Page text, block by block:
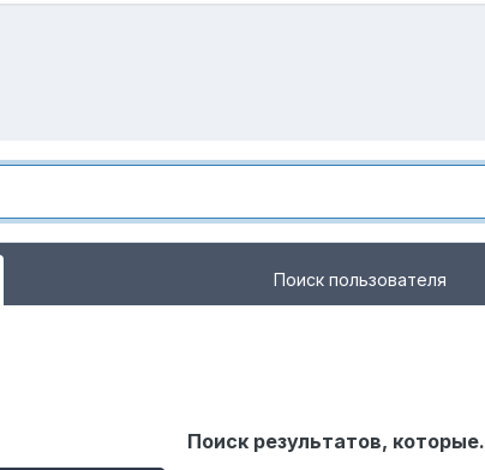
Поиск пользователя
Поиск результатов,